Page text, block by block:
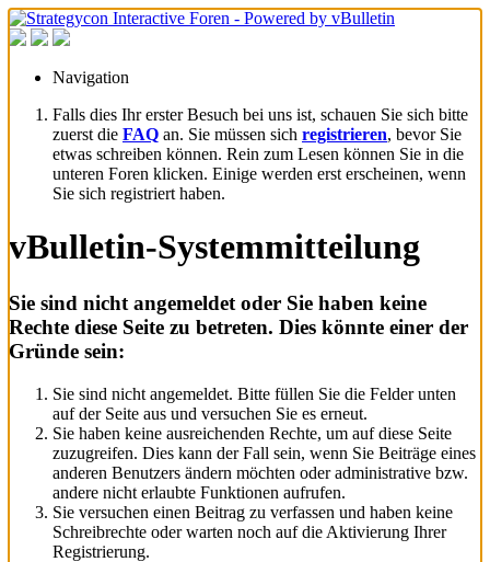
Navigation
Falls dies Ihr erster Besuch bei uns ist, schauen Sie sich bitte
zuerst die FAQ an. Sie müssen sich registrieren, bevor Sie
etwas schreiben können. Rein zum Lesen können Sie in die
unteren Foren klicken. Einige werden erst erscheinen, wenn
Sie sich registriert haben.
vBulletin-Systemmitteilung
Sie sind nicht angemeldet oder Sie haben keine
Rechte diese Seite zu betreten. Dies könnte einer der
Gründe sein:
Sie sind nicht angemeldet. Bitte füllen Sie die Felder unten
auf der Seite aus und versuchen Sie es erneut.
Sie haben keine ausreichenden Rechte, um auf diese Seite
zuzugreifen. Dies kann der Fall sein, wenn Sie Beiträge eines
anderen Benutzers ändern möchten oder administrative bzw.
andere nicht erlaubte Funktionen aufrufen.
Sie versuchen einen Beitrag zu verfassen und haben keine
Schreibrechte oder warten noch auf die Aktivierung Ihrer
Registrierung.